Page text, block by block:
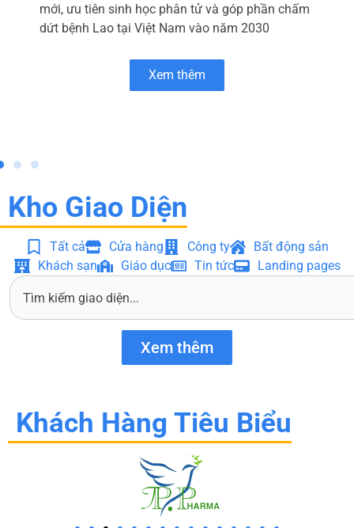
mới, ưu tiên sinh học phân tử và góp phần chấm
dứt bệnh Lao tại Việt Nam vào năm 2030
Xem thêm
Kho Giao Diện
Tất cả Cửa hàng Công ty
Bất động sản
Khách sạn
Giáo dục Tin tức Landing pages
S
Xem thêm
Khách Hàng Tiêu Biểu